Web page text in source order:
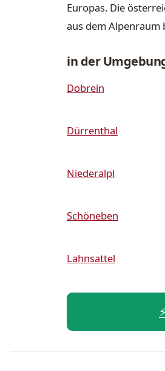
Europas. Die
aus dem Alpenraum
in der
Dobrein
Dürrenthal
Niederalpl
Schöneben
Lahnsattel